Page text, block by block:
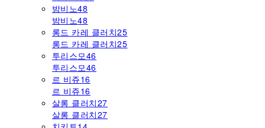
밤비노48
밤비노48
롱드 카레 클러치25
롱드 카레 클러치25
투리스모46
투리스모46
르 비쥬16
르 비쥬16
살롱 클러치27
살롱 클러치27